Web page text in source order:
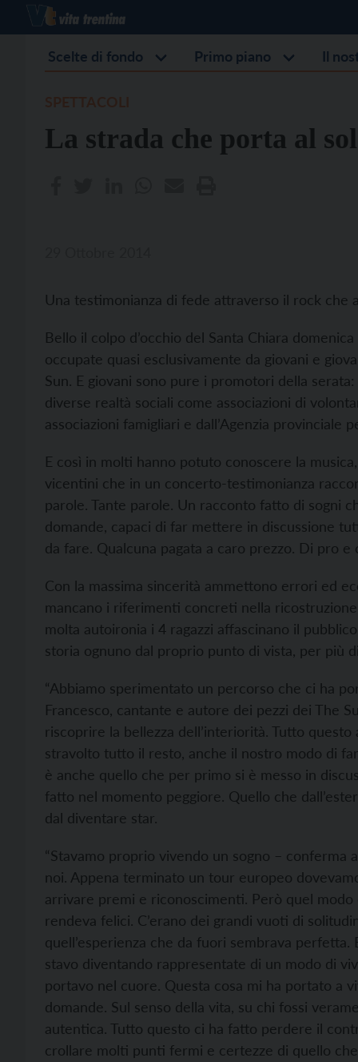
Scelte di fondo Primo piano Il
La strada che porta al
Una testimonianza di fede attraverso il rock
Bello il colpo d’occhio del Santa Chiara
occupate quasi esclusivamente da giovani e
Sun. E giovani sono pure i promotori della
diverse realtà sociali come associazioni di
associazioni famigliari e dall’Agenzia provinciale
E così in molti hanno potuto conoscere la
vicentini che in un concerto-testimonianza
parole. Tante parole. Un racconto fatto di sogni
domande, capaci di far mettere in discussione
da fare. Qualcuna pagata a caro prezzo. Di pro
Con la massima sincerità ammettono errori ed
mancano i riferimenti concreti nella
molta autoironia i 4 ragazzi affascinano il
storia ognuno dal proprio punto di vista, per più
“Abbiamo sperimentato un percorso che ci ha
Francesco, cantante e autore dei pezzi dei The
riscoprire la bellezza dell’interiorità. Tutto
stravolto tutto il resto, anche il nostro modo di
è anche quello che per primo si è messo in
fatto nel momento peggiore. Quello che
dal diventare star.
“Stavamo proprio vivendo un sogno – conferma
noi. Appena terminato un tour europeo
arrivare premi e riconoscimenti. Però quel
rendeva felici. C’erano dei grandi vuoti di
quell’esperienza che da fuori sembrava
stavo diventando rappresentate di un modo di
portavo nel cuore. Questa cosa mi ha portato a
domande. Sul senso della vita, su chi fossi
autentica. Tutto questo ci ha fatto perdere il
crollare molti punti fermi e certezze di quello